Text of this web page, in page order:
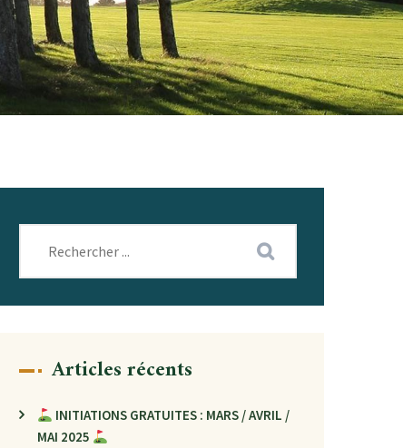
Articles récents
INITIATIONS GRATUITES : MARS / AVRIL /
MAI 2025